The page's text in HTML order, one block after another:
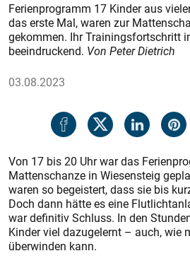
Ferienprogramm 17 Kinder aus
das erste Mal, waren zur
gekommen. Ihr Trainingsfortschritt
beeindruckend. Von Peter Dietrich
03.08.2023
Von 17 bis 20 Uhr war das
Mattenschanze in Wiesensteig
waren so begeistert, dass sie bis
Doch dann hätte es eine
war definitiv Schluss. In den
Kinder viel dazugelernt – auch, wie
überwinden kann.